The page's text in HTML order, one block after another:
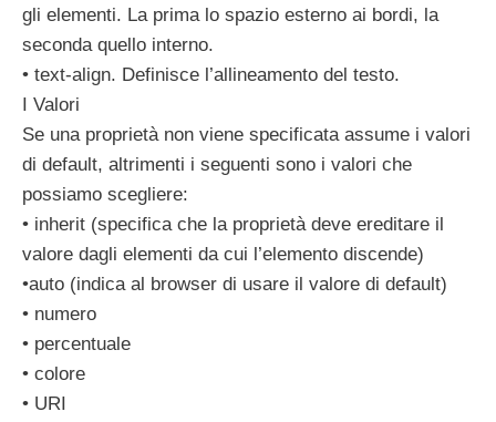
gli elementi. La prima lo spazio esterno ai bordi, la
seconda quello interno.
• text-align. Definisce l’allineamento del testo.
I Valori
Se una proprietà non viene specificata assume i valori
di default, altrimenti i seguenti sono i valori che
possiamo scegliere:
• inherit (specifica che la proprietà deve ereditare il
valore dagli elementi da cui l’elemento discende)
•auto (indica al browser di usare il valore di default)
• numero
• percentuale
• colore
• URI